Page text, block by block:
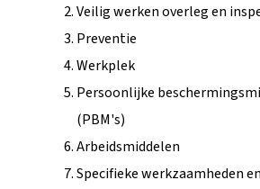
Veilig werken overleg en
Preventie
Werkplek
Persoonlijke
(PBM's)
Arbeidsmiddelen
Specifieke werkzaamheden en